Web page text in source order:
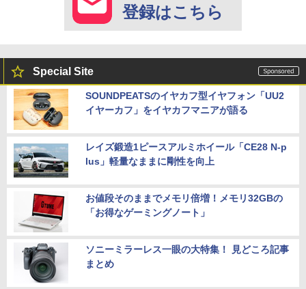
登録はこちら
Special Site
SOUNDPEATSのイヤカフ型イヤフォン「UU2
イヤーカフ」をイヤカフマニアが語る
レイズ鍛造1ピースアルミホイール「CE28 N-p
lus」軽量なままに剛性を向上
お値段そのままでメモリ倍増！メモリ32GBの
「お得なゲーミングノート」
ソニーミラーレス一眼の大特集！ 見どころ記事
まとめ